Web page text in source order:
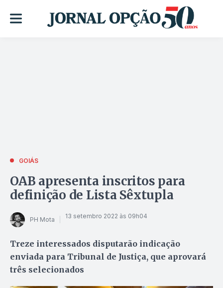
GOIÁS
OAB apresenta inscritos para
definição de Lista Sêxtupla
PH Mota 13 setembro 2022 às 09h04
Treze interessados disputarão indicação
enviada para Tribunal de Justiça, que aprovará
três selecionados